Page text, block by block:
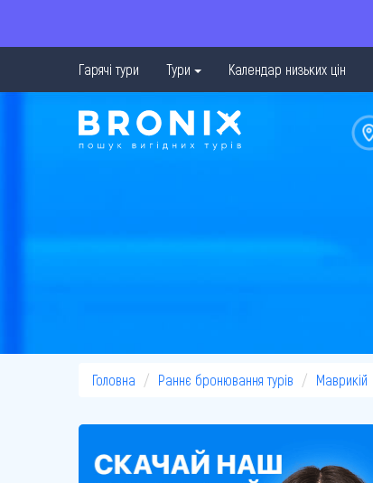
Гарячі тури Тури Календар низьких цін
Головна Раннє бронювання турів Маврикій